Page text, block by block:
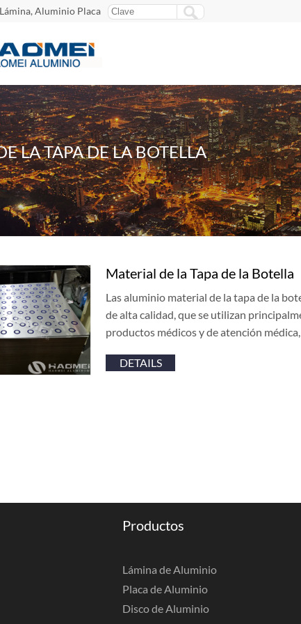
Aluminio Placa
LA TAPA DE LA BOTELLA
Material de la Tapa de la Botella
Las aluminio material de la tapa de la
de alta calidad, que se utilizan
productos médicos y de atención
DETAILS
Productos
Lámina de Aluminio
Placa de Aluminio
Disco de Aluminio